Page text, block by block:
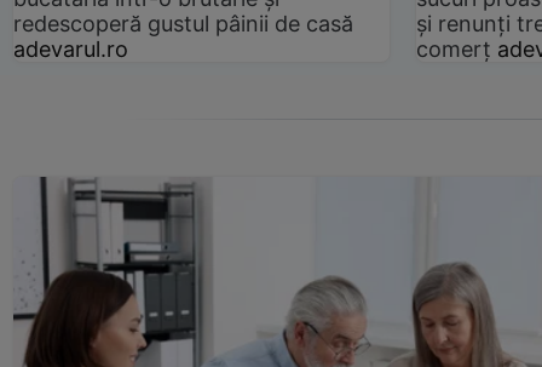
redescoperă gustul pâinii de casă
adevarul.ro
și renunți
comerț